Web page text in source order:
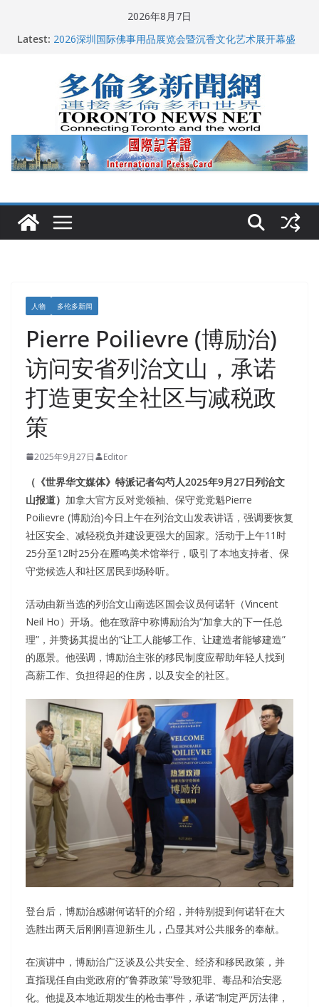
2026年8月7日
Latest: 2026深圳国际佛事用品展览会暨沉香文化艺术展开幕盛
特朗普称加拿大“不友善”并批评其领导层 卡尼：谈判事
关加拿大就业
2026加拿大青少年儿童绘画比赛颁奖典礼多伦多举行
龚晓华参加多伦多骄傲大游行 与市民分享竞选理念
人物 多伦多新闻
Pierre Poilievre (博励治)
访问安省列治文山，承诺
打造更安全社区与减税政
策
2025年9月27日 Editor
（《世界华文媒体》特派记者勾芍人2025年9月27日列治文
山报道） 加拿大官方反对党领袖、保守党党魁Pierre
Poilievre (博励治)今日上午在列治文山发表讲话，强调要恢复
社区安全、减轻税负并建设更强大的国家。活动于上午11时
25分至12时25分在雁鸣美术馆举行，吸引了本地支持者、保
守党候选人和社区居民到场聆听。
活动由新当选的列治文山南选区国会议员何诺轩（Vincent
Neil Ho）开场。他在致辞中称博励治为“加拿大的下一任总
理”，并赞扬其提出的“让工人能够工作、让建造者能够建造”
的愿景。他强调，博励治主张的移民制度应帮助年轻人找到
高薪工作、负担得起的住房，以及安全的社区。
登台后，博励治感谢何诺轩的介绍，并特别提到何诺轩在大
选胜出两天后刚刚喜迎新生儿，凸显其对公共服务的奉献。
在演讲中，博励治广泛谈及公共安全、经济和移民政策，并
直指现任自由党政府的“鲁莽政策”导致犯罪、毒品和治安恶
化。他提及本地近期发生的枪击事件，承诺“制定严厉法律，